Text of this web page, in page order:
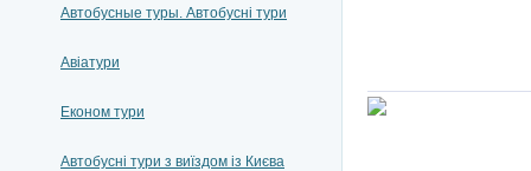
Автобусные туры. Автобусні тури
Авіатури
Економ тури
Автобусні тури з виїздом із Києва